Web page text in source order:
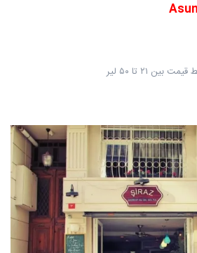
۲۱ تا ۵۰ لیر